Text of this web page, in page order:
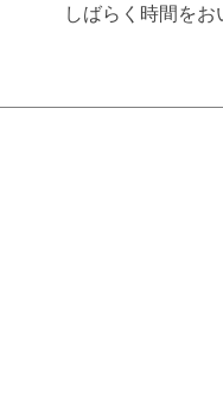
しばらく時間を